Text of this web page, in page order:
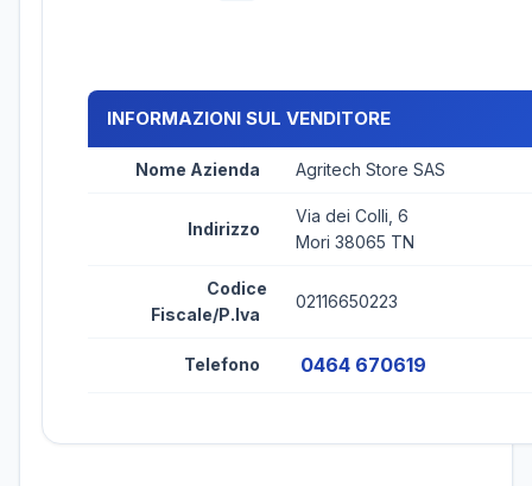
INFORMAZIONI SUL VENDITORE
Nome Azienda Agritech Store SAS
Indirizzo
Via dei Colli, 6
Mori 38065 TN
Codice
Fiscale/P.Iva
02116650223
Telefono 0464 670619